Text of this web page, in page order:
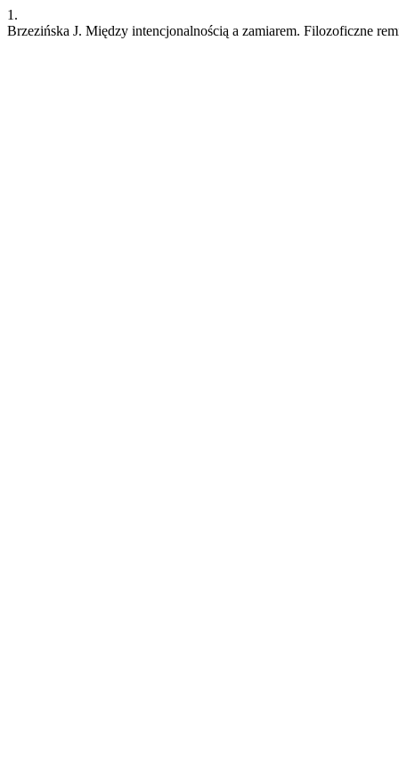
1.
Brzezińska J. Między intencjonalnością a zamiarem. Filozoficzne